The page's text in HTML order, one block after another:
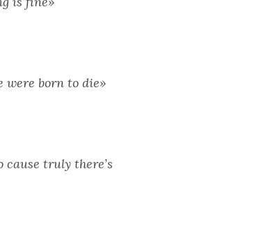
were born to die»
cause truly there’s